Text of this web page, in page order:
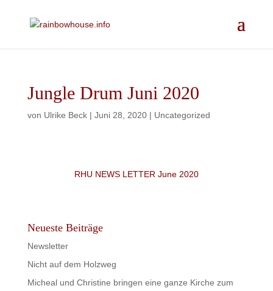
Jungle Drum Juni 2020
von Ulrike Beck| Juni 28, 2020| Uncategorized
RHU NEWS LETTER June 2020
Neueste Beiträge
Newsletter
Nicht auf dem Holzweg
Micheal und Christine bringen eine ganze Kirche zum